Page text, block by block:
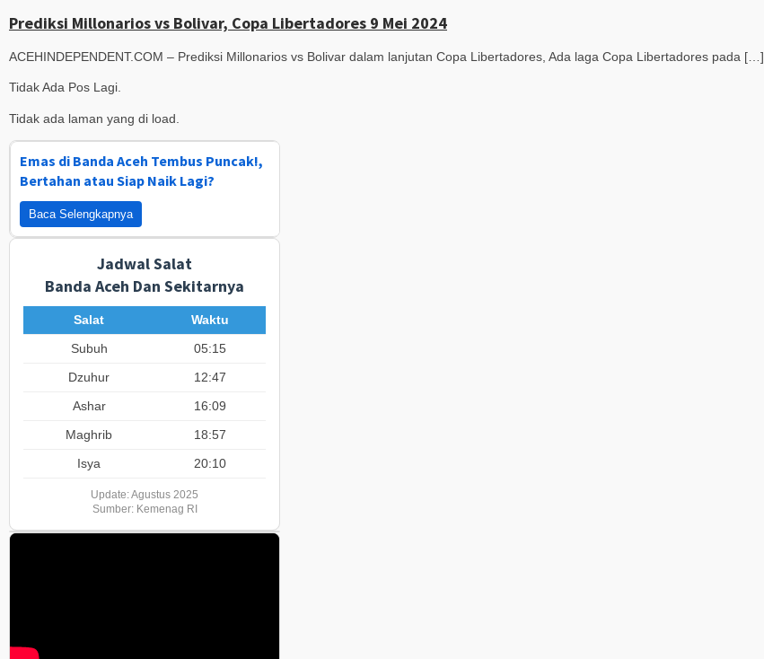
Prediksi Millonarios vs Bolivar, Copa Libertadores 9 Mei 2024
ACEHINDEPENDENT.COM – Prediksi Millonarios vs Bolivar dalam lanjutan Copa Libertadores, Ada laga Copa Libertadores pada […]
Tidak Ada Pos Lagi.
Tidak ada laman yang di load.
Emas di Banda Aceh Tembus Puncak!,
Bertahan atau Siap Naik Lagi?
Baca Selengkapnya
Jadwal Salat
Banda Aceh Dan Sekitarnya
Salat
Waktu
Subuh
05:15
Dzuhur
12:47
Ashar
16:09
Maghrib
18:57
Isya
20:10
Update: Agustus 2025
Sumber: Kemenag RI